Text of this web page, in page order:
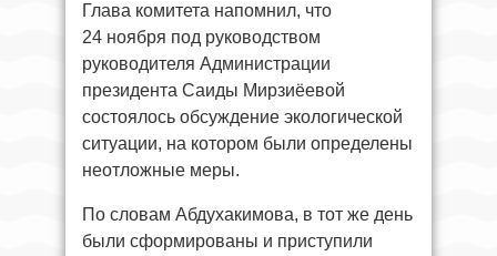
Глава комитета напомнил, что
24 ноября под руководством
руководителя Администрации
президента Саиды Мирзиёевой
состоялось обсуждение экологической
ситуации, на котором были определены
неотложные меры.
По словам Абдухакимова, в тот же день
были сформированы и приступили